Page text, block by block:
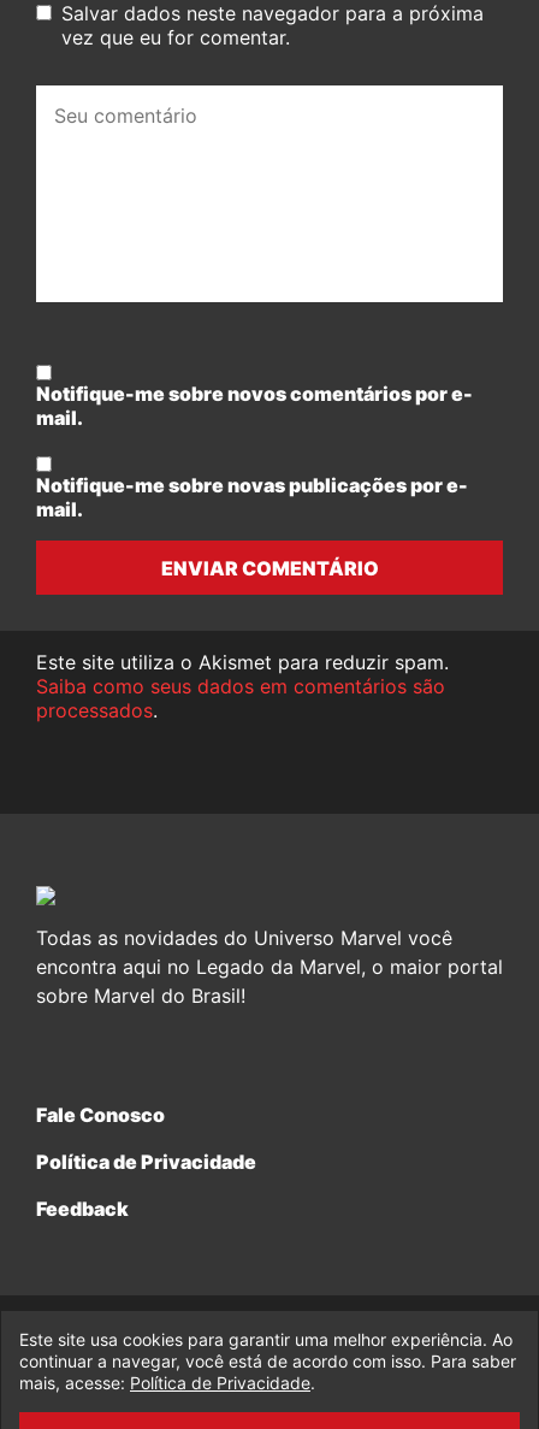
Salvar dados neste navegador para a próxima
vez que eu for comentar.
comentário:
Notifique-me sobre novos comentários por e-
mail.
Notifique-me sobre novas publicações por e-
mail.
ENVIAR COMENTÁRIO
Este site utiliza o Akismet para reduzir spam.
Saiba como seus dados em comentários são
processados.
Todas as novidades do Universo Marvel você
encontra aqui no Legado da Marvel, o maior portal
sobre Marvel do Brasil!
Fale Conosco
Política de Privacidade
Feedback
© 2017-2026 Legado da Marvel, uma empresa da Legado
Enterprises.
fabiolobo
Este site usa cookies para garantir uma melhor experiência. Ao
continuar a navegar, você está de acordo com isso. Para saber
mais, acesse: Política de Privacidade.